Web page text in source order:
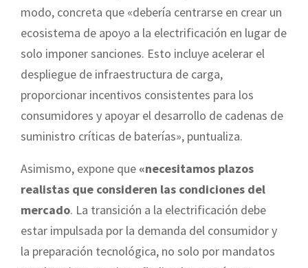
modo, concreta que «debería centrarse en crear un
ecosistema de apoyo a la electrificación en lugar de
solo imponer sanciones. Esto incluye acelerar el
despliegue de infraestructura de carga,
proporcionar incentivos consistentes para los
consumidores y apoyar el desarrollo de cadenas de
suministro críticas de baterías», puntualiza.
Asimismo, expone que «necesitamos plazos
realistas que consideren las condiciones del
mercado. La transición a la electrificación debe
estar impulsada por la demanda del consumidor y
la preparación tecnológica, no solo por mandatos